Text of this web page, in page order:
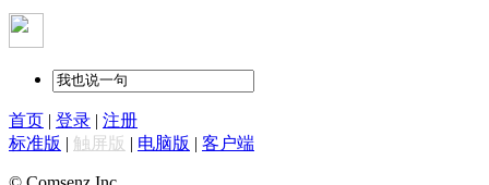
首页 | 登录 | 注册
标准版 | 触屏版 | 电脑版 | 客户端